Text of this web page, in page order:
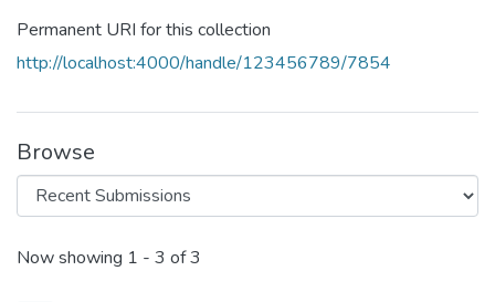
Permanent URI for this collection
http://localhost:4000/handle/123456789/7854
Browse
Recent Submissions
Now showing 1 - 3 of 3